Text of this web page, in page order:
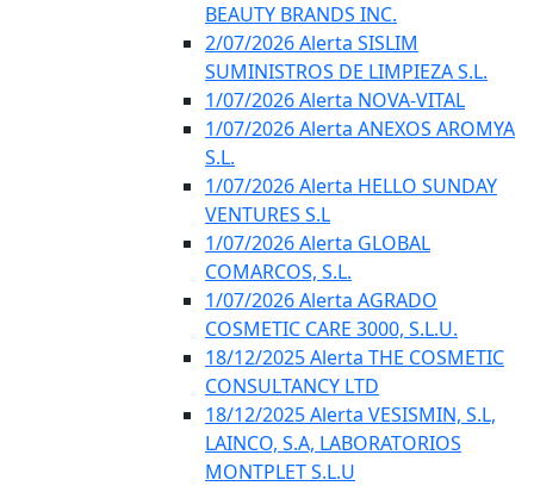
BEAUTY BRANDS INC.
2/07/2026 Alerta SISLIM
SUMINISTROS DE LIMPIEZA S.L.
1/07/2026 Alerta NOVA-VITAL
1/07/2026 Alerta ANEXOS AROMYA
S.L.
1/07/2026 Alerta HELLO SUNDAY
VENTURES S.L
1/07/2026 Alerta GLOBAL
COMARCOS, S.L.
1/07/2026 Alerta AGRADO
COSMETIC CARE 3000, S.L.U.
18/12/2025 Alerta THE COSMETIC
CONSULTANCY LTD
18/12/2025 Alerta VESISMIN, S.L,
LAINCO, S.A, LABORATORIOS
MONTPLET S.L.U